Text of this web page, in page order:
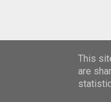
This
are